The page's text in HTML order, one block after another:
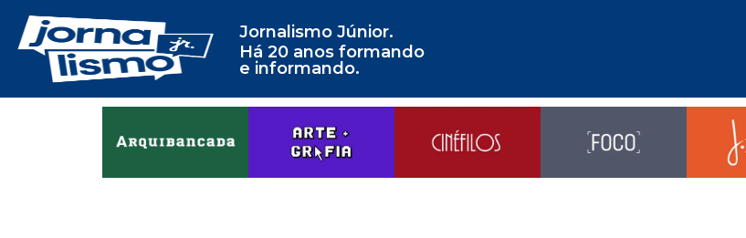
Jornalismo Júnior.
Há 20 anos formando
e informando.